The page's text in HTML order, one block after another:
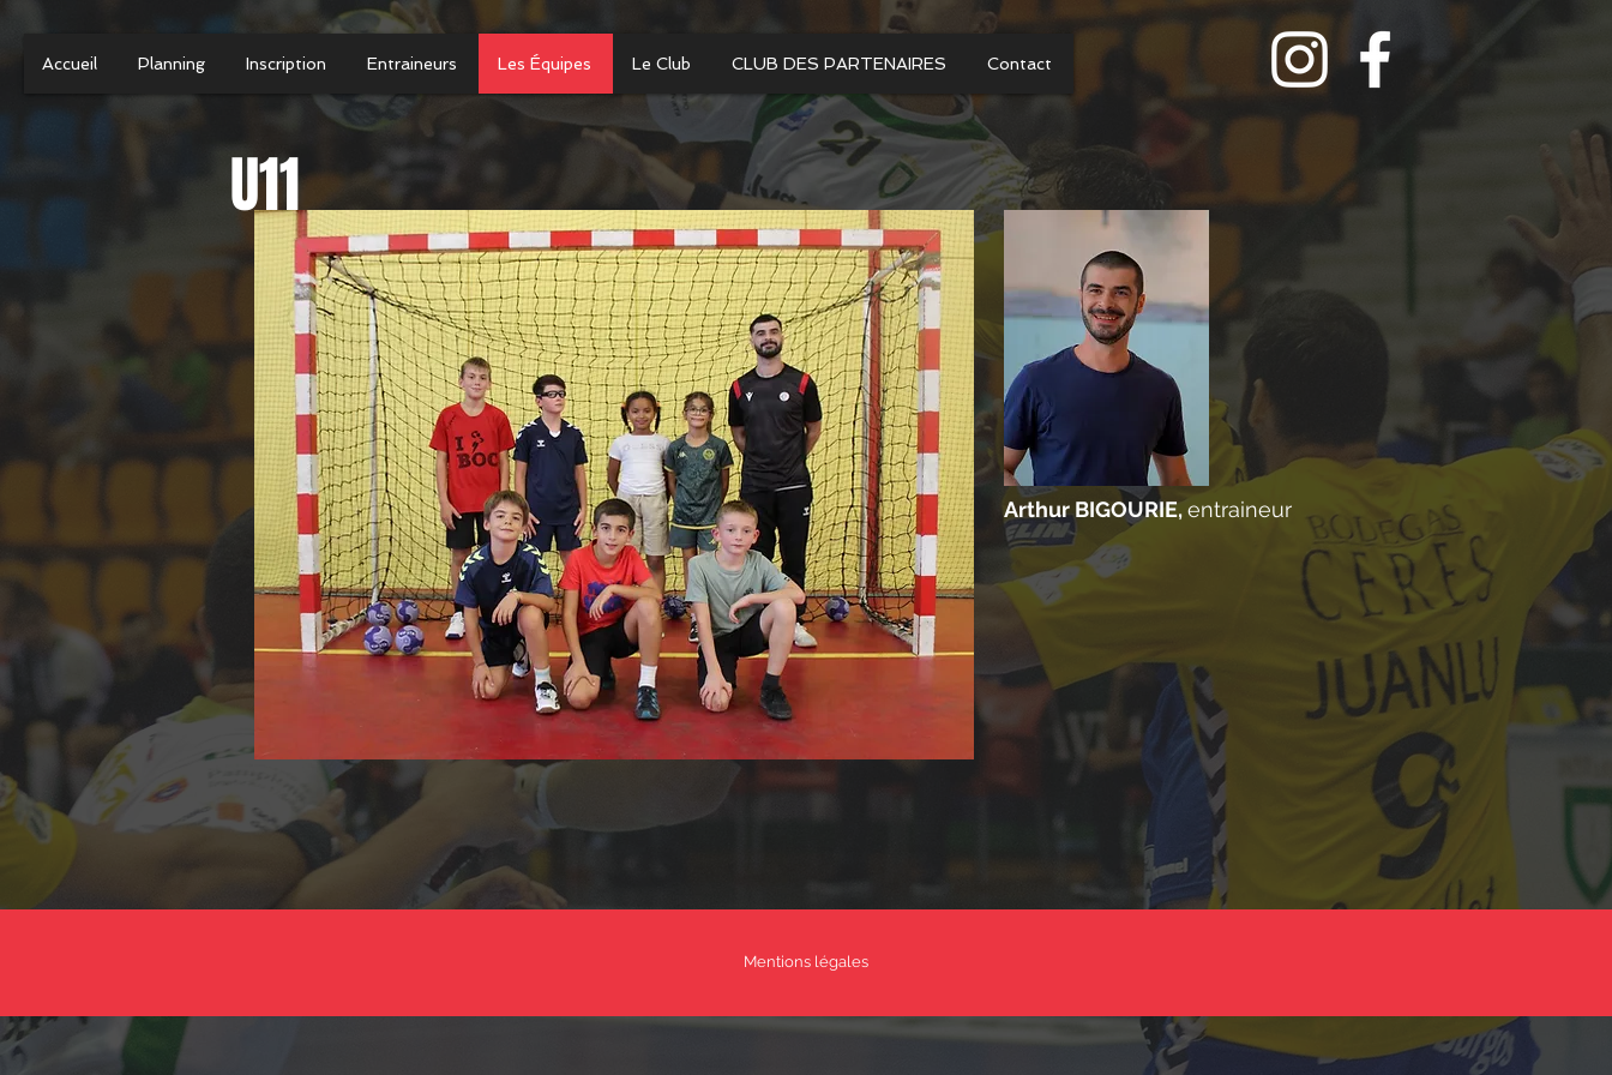
Accueil Planning Inscription Entraineurs Les Équipes Le Club CLUB DES PARTENAIRES Contact
U11
Arthur BIGOURIE,entraineur
Mentions légales